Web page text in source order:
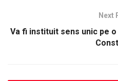
Next
Va fi instituit sens unic pe